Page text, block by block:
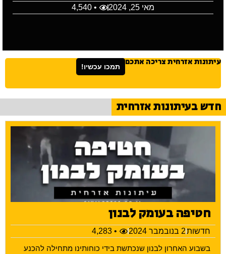
מאי 25, 2024 • 4,540
עיתונות אזרחית צריכה אתכם תמכו עכשיו!
חדש בעיתונות אזרחית
חטיפה בעומק לבנון
חדשות2 בנובמבר 2024
• 4,283
בשבוע האחרון לבנון שנכתשת בידי כוחותינו מתחילה להכנע